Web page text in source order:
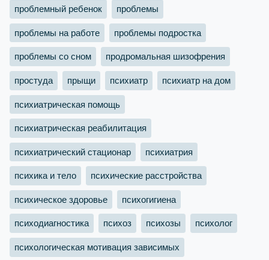
проблемный ребенок проблемы
проблемы на работе проблемы подростка
проблемы со сном продромальная шизофрения
простуда прыщи психиатр психиатр на дом
психиатрическая помощь
психиатрическая реабилитация
психиатрический стационар психиатрия
психика и тело психические расстройства
психическое здоровье психогигиена
психодиагностика психоз психозы психолог
психологическая мотивация зависимых